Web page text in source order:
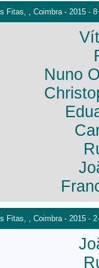
Fitas, , Coimbra - 2015 -
Nuno
Fitas, , Coimbra - 2015 -